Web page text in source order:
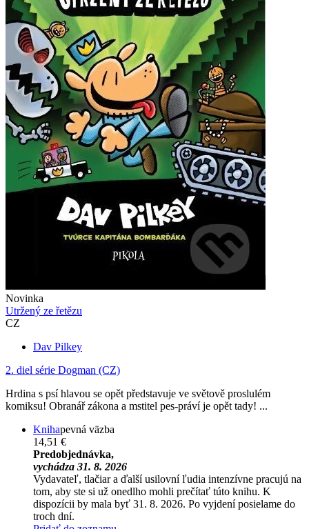
Novinka
Utržený ze řetězu
CZ
Dav Pilkey
2. diel série Dogman (CZ)
Hrdina s psí hlavou se opět představuje ve světově proslulém
komiksu! Obranář zákona a mstitel pes-práví je opět tady! ...
Knihapevná väzba
14,51 €
Predobjednávka,
vychádza 31. 8. 2026
Vydavateľ, tlačiar a ďalší usilovní ľudia intenzívne pracujú na
tom, aby ste si už onedlho mohli prečítať túto knihu. K
dispozícii by mala byť 31. 8. 2026. Po vyjdení posielame do
troch dní.